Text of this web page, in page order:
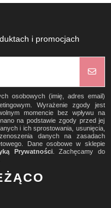
i promocjach
osobowych (imię, adres email)
Wyrażenie zgody jest
momencie bez wpływu na
na podstawie zgody przed jej
i ich sprostowania, usunięcia,
danych na zasadach
Dane osobowe w sklepie
Prywatności. Zachęcamy do